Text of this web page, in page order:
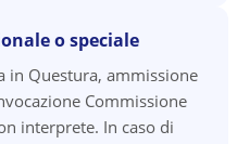
o speciale
in Questura, ammissione
Commissione
interprete. In caso di